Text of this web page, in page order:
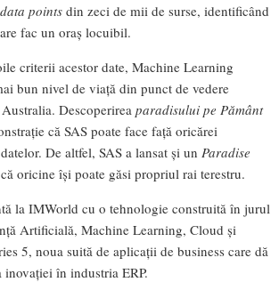
data points din zeci de mii de surse, identificând
fac un oraș locuibil.
criterii acestor date, Machine Learning
bun nivel de viață din punct de vedere
Descoperirea paradisului pe Pământ
că SAS poate face față oricărei
De altfel, SAS a lansat și un Paradise
oricine își poate găsi propriul rai terestru.
la IMWorld cu o tehnologie construită în jurul
Artificială, Machine Learning, Cloud și
5, noua suită de aplicații de business care dă
în industria ERP.